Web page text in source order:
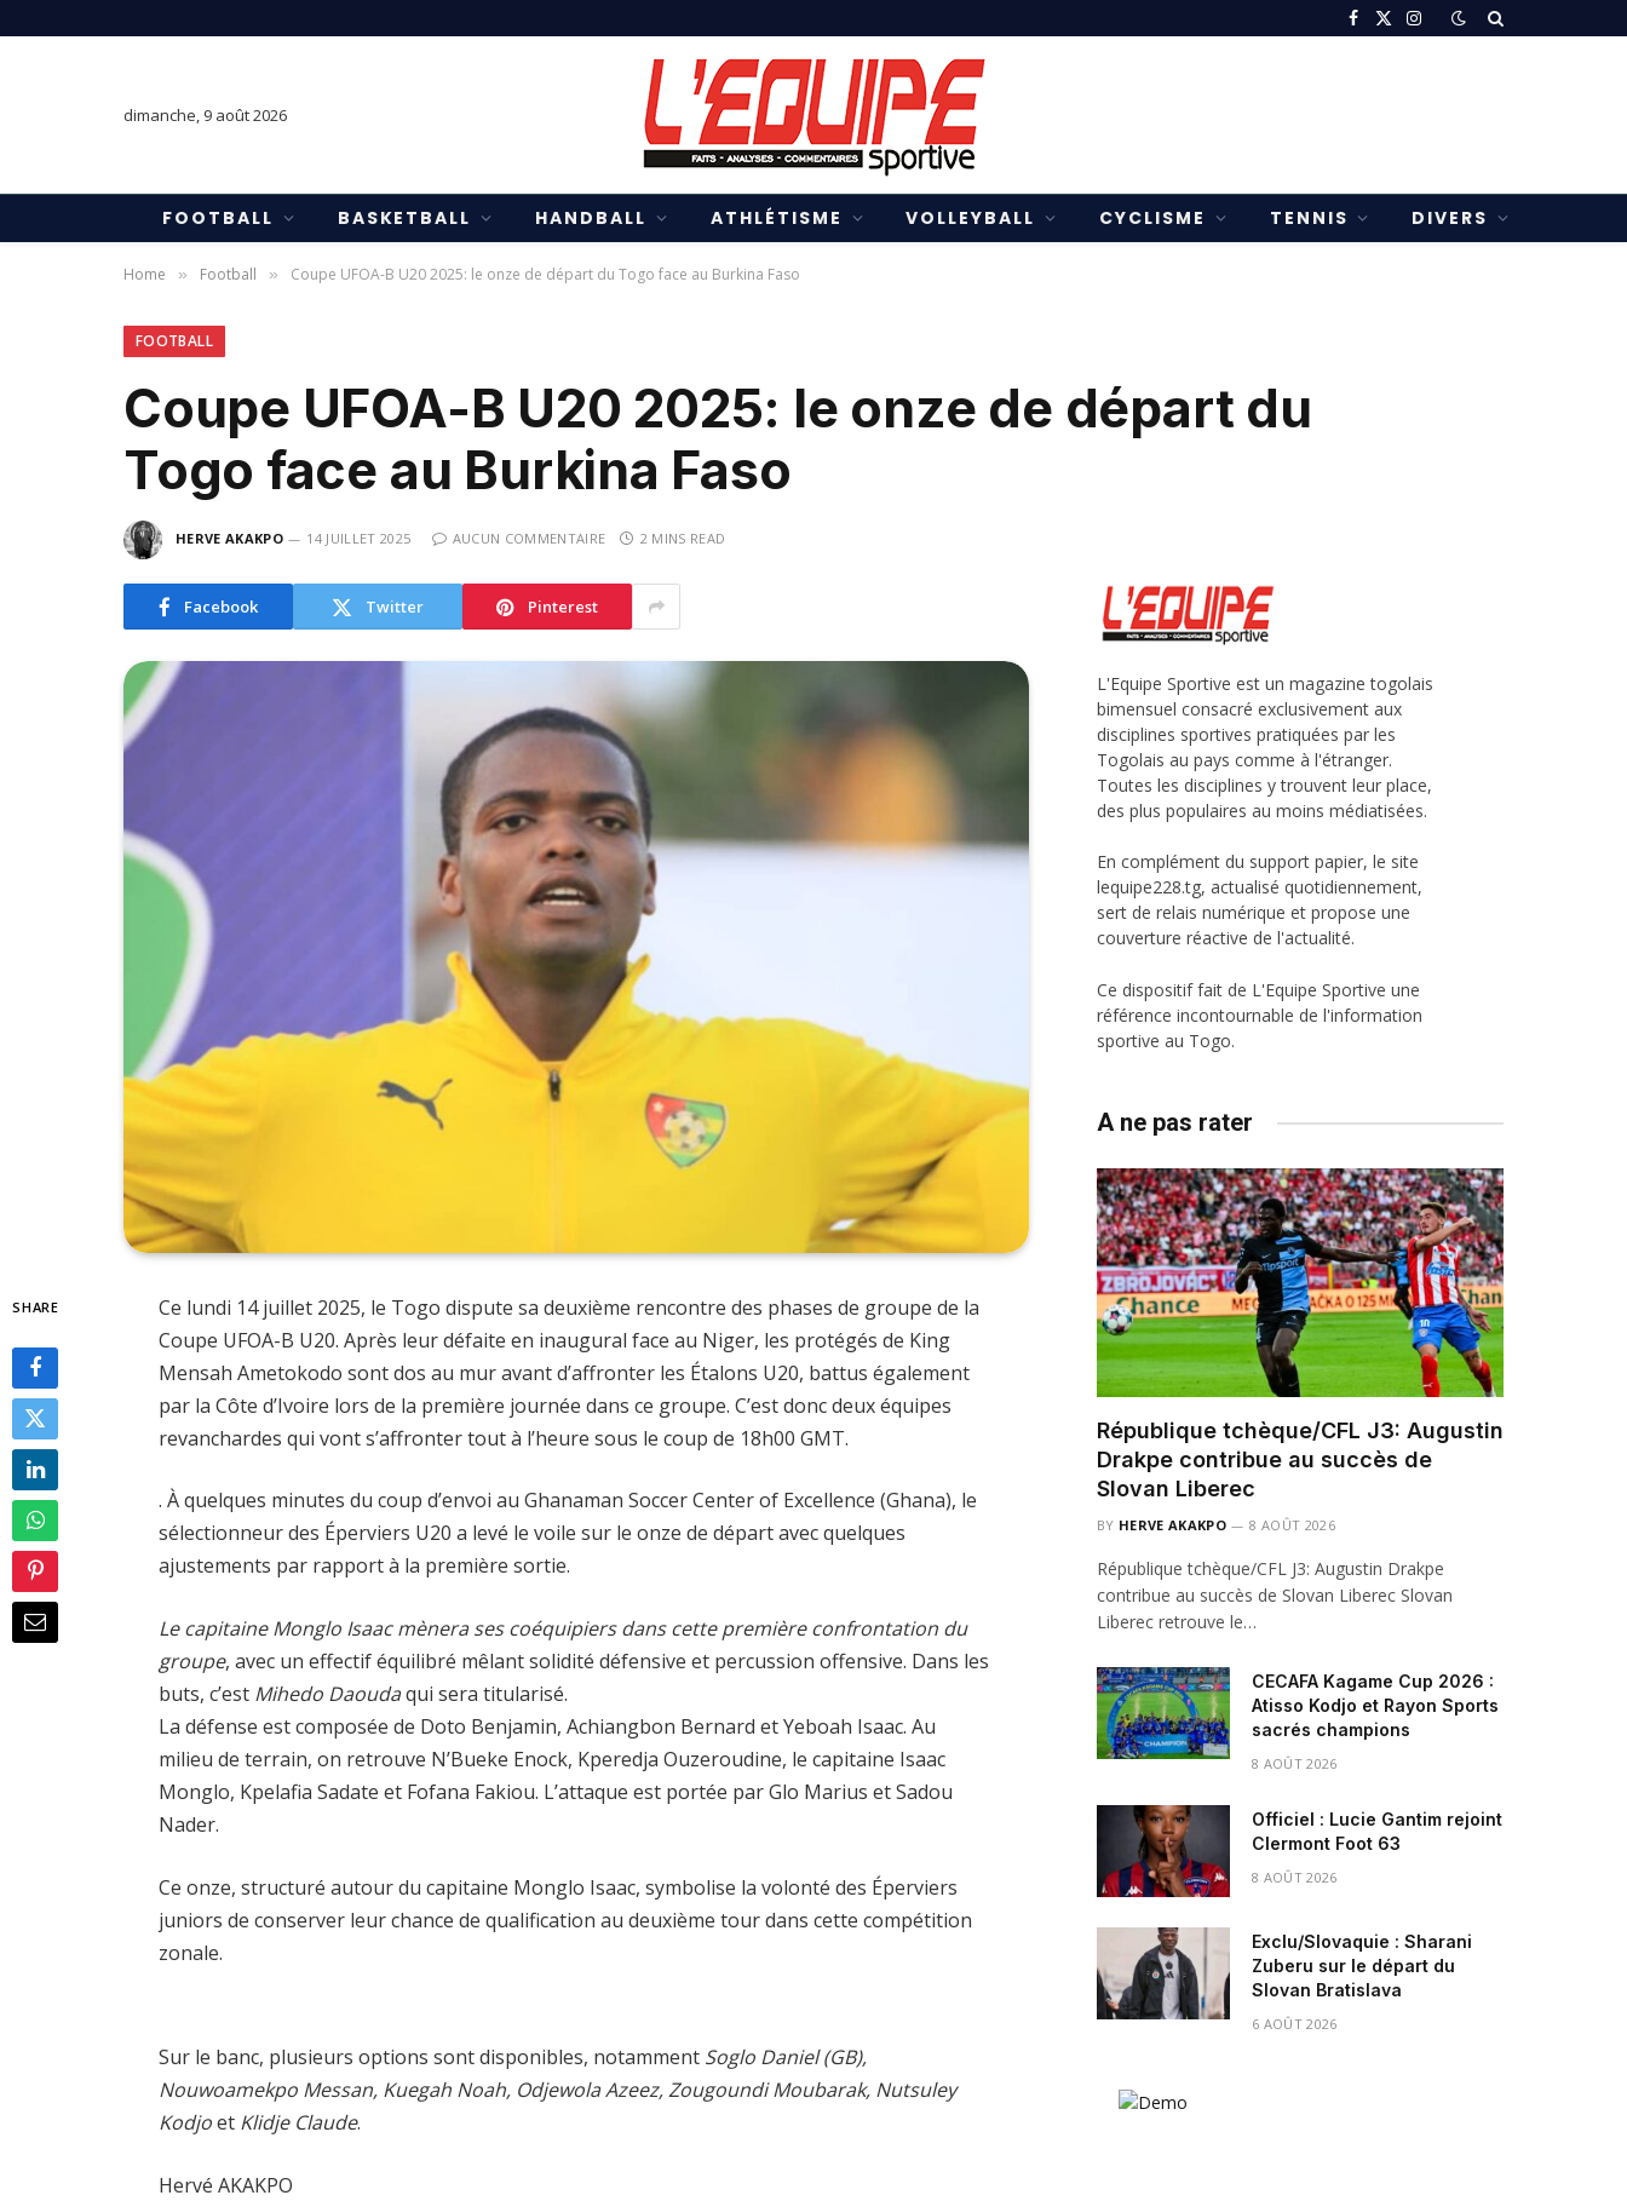
Facebook
X
Instagram
dimanche, 9 août 2026
FOOTBALL BASKETBALL HANDBALL ATHLÉTISME VOLLEYBALL CYCLISME TENNIS DIVERS
Home » Football » Coupe UFOA-B U20 2025: le onze de départ du Togo face au Burkina Faso
FOOTBALL
Coupe UFOA-B U20 2025: le onze de départ du
Togo face au Burkina Faso
HERVE AKAKPO 14 JUILLET 2025 AUCUN COMMENTAIRE 2 MINS READ
Facebook Twitter Pinterest
SHARE
Ce lundi 14 juillet 2025, le Togo dispute sa deuxième rencontre des phases de groupe de la
Coupe UFOA-B U20. Après leur défaite en inaugural face au Niger, les protégés de King
Mensah Ametokodo sont dos au mur avant d’affronter les Étalons U20, battus également
par la Côte d’Ivoire lors de la première journée dans ce groupe. C’est donc deux équipes
revanchardes qui vont s’affronter tout à l’heure sous le coup de 18h00 GMT.
. À quelques minutes du coup d’envoi au Ghanaman Soccer Center of Excellence (Ghana), le
sélectionneur des Éperviers U20 a levé le voile sur le onze de départ avec quelques
ajustements par rapport à la première sortie.
Le capitaine Monglo Isaac mènera ses coéquipiers dans cette première confrontation du
groupe, avec un effectif équilibré mêlant solidité défensive et percussion offensive. Dans les
buts, c’est Mihedo Daoudaqui sera titularisé.
La défense est composée de Doto Benjamin, Achiangbon Bernard et Yeboah Isaac. Au
milieu de terrain, on retrouve N’Bueke Enock, Kperedja Ouzeroudine, le capitaine Isaac
Monglo, Kpelafia Sadate et Fofana Fakiou. L’attaque est portée par Glo Marius et Sadou
Nader.
Ce onze, structuré autour du capitaine Monglo Isaac, symbolise la volonté des Éperviers
juniors de conserver leur chance de qualification au deuxième tour dans cette compétition
zonale.
Sur le banc, plusieurs options sont disponibles, notamment Soglo Daniel (GB),
Nouwoamekpo Messan, Kuegah Noah, Odjewola Azeez, Zougoundi Moubarak, Nutsuley
Kodjoet Klidje Claude.
Hervé AKAKPO
L'Equipe Sportive est un magazine togolais
bimensuel consacré exclusivement aux
disciplines sportives pratiquées par les
Togolais au pays comme à l'étranger.
Toutes les disciplines y trouvent leur place,
des plus populaires au moins médiatisées.
En complément du support papier, le site
lequipe228.tg, actualisé quotidiennement,
sert de relais numérique et propose une
couverture réactive de l'actualité.
Ce dispositif fait de L'Equipe Sportive une
référence incontournable de l'information
sportive au Togo.
A ne pas rater
République tchèque/CFL J3: Augustin
Drakpe contribue au succès de
Slovan Liberec
BY HERVE AKAKPO 8 AOÛT 2026
République tchèque/CFL J3: Augustin Drakpe
contribue au succès de Slovan Liberec Slovan
Liberec retrouve le…
CECAFA Kagame Cup 2026 :
Atisso Kodjo et Rayon Sports
sacrés champions
8 AOÛT 2026
Officiel : Lucie Gantim rejoint
Clermont Foot 63
8 AOÛT 2026
Exclu/Slovaquie : Sharani
Zuberu sur le départ du
Slovan Bratislava
6 AOÛT 2026